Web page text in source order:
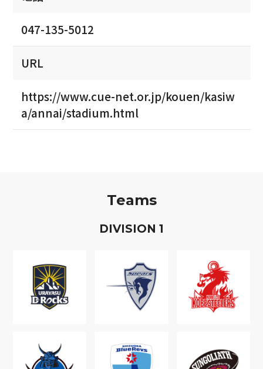
047-135-5012
URL
https://www.cue-net.or.jp/kouen/kasiw
a/annai/stadium.html
Teams
DIVISION 1